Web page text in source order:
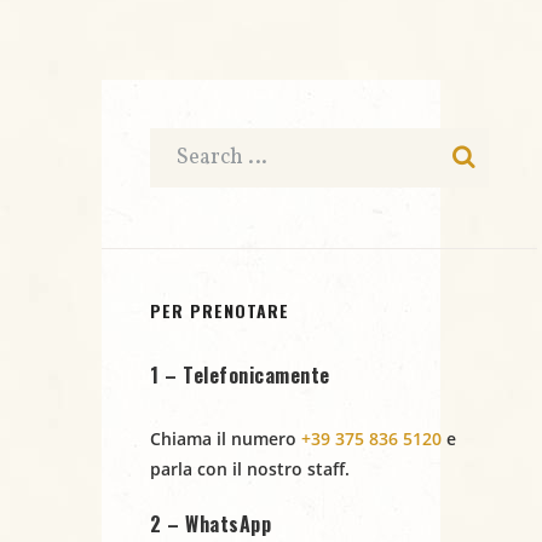
z
PER PRENOTARE
1 – Telefonicamente
Chiama il numero +39 375 836 5120 e
parla con il nostro staff.
2 – WhatsApp